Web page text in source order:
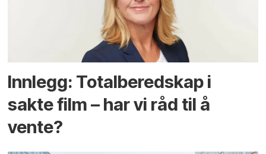
Innlegg: Totalberedskap i
sakte film – har vi råd til å
vente?